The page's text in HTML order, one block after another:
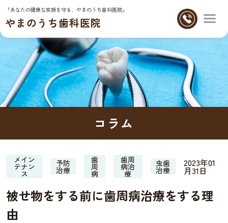
「あなたの健康な笑顔を守る、やまのうち歯科医院」
やまのうち歯科医院
コラム
メイン
テナン
ス
予防
治療
歯
周
病
歯周
病治
療
虫歯
治療
2023年01
月31日
被せ物をする前に歯周病治療をする理
由